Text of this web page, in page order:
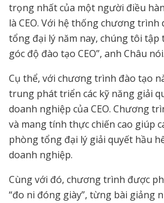
trọng nhất của một người điều
là CEO. Với hệ thống chương trình
tổng đại lý năm nay, chúng tôi tập
góc độ đào tạo CEO”, anh Châu nói.
Cụ thể, với chương trình đào tạo
trung phát triển các kỹ năng giải
doanh nghiệp của CEO. Chương
và mang tính thực chiến cao giúp
phòng tổng đại lý giải quyết hầu
doanh nghiệp.
Cùng với đó, chương trình được
“đo ni đóng giày”, từng bài giảng